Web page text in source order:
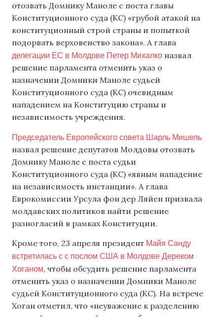
отозвать Домнику Маноле с поста главы
Конституционного суда (КС) «грубой атакой на
конституционный строй страны и попыткой
подорвать верховенство закона». А глава
делегации ЕС в Молдове Петер Михалко назвал
решение парламента отменить указ о
назначении Домники Маноле судьей
Конституционного суда (КС) очевидным
нападением на Конституцию страны и
независимость учреждения.
Председатель Европейского совета Шарль Мишель
назвал решение депутатов Молдовы отозвать
Домнику Маноле с поста судьи
Конституционного суда (КС) «явным нападение
на независимость инстанции». А глава
Еврокомиссии Урсула фон дер Ляйен призвала
молдавских политиков найти решение
разногласий в рамках Конституции.
Кроме того, 23 апреля президент Майя Санду
встретилась с с послом США в Молдове Дереком
Хоганом, чтобы обсудить решение парламента
отменить указ о назначении Домники Маноле
судьей Конституционного суда (КС). На встрече
Хоган отметил, что «неуважение к разделению